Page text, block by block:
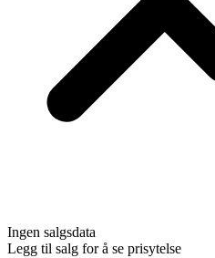
Ingen salgsdata
Legg til salg for å se prisytelse